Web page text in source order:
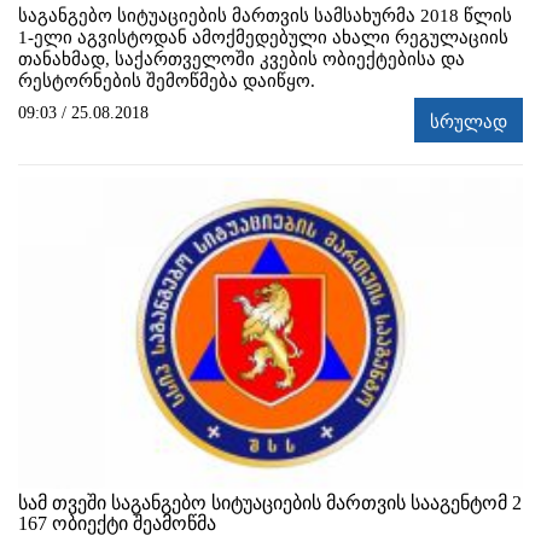
საგანგებო სიტუაციების მართვის სამსახურმა 2018 წლის
1-ელი აგვისტოდან ამოქმედებული ახალი რეგულაციის
თანახმად, საქართველოში კვების ობიექტებისა და
რესტორნების შემოწმება დაიწყო.
09:03 / 25.08.2018 სრულად
სამ თვეში საგანგებო სიტუაციების მართვის სააგენტომ 2
167 ობიექტი შეამოწმა